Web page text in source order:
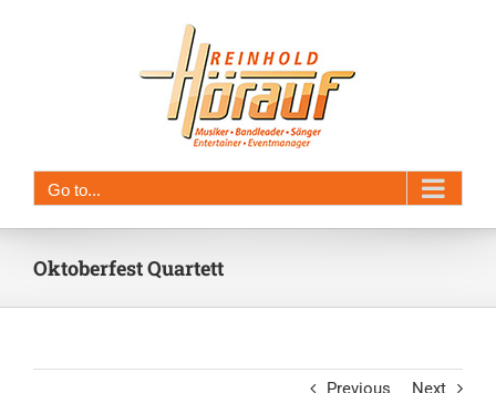
Go to...
Oktoberfest Quartett
Previous Next